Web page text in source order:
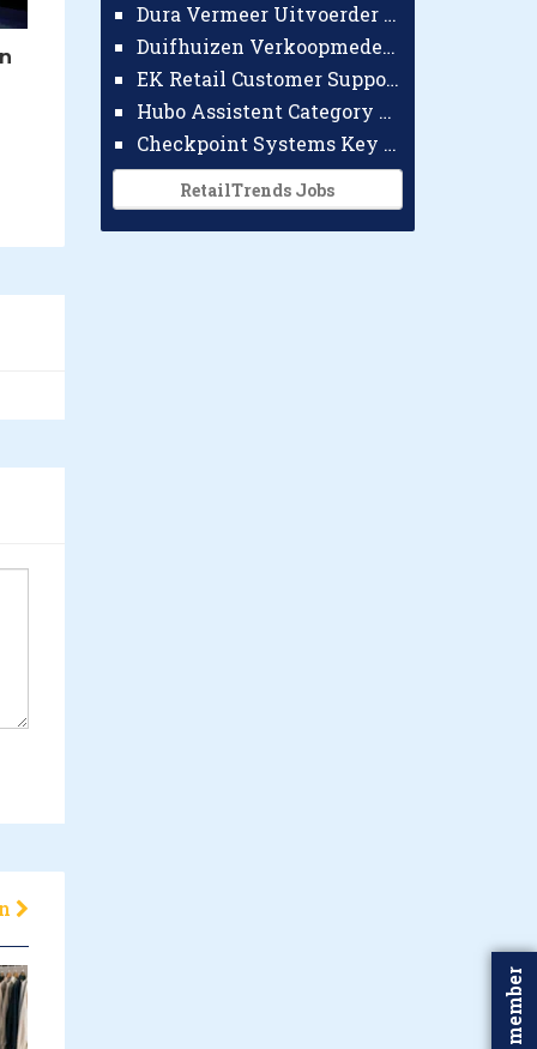
Dura Vermeer Uitvoerder Civiel Nijmegen
Duifhuizen Verkoopmedewerker Ridderkerk
EK Retail Customer Support Omnichannel
Hubo Assistent Category Manager
Checkpoint Systems Key Accountmanager Benelux
RetailTrends Jobs